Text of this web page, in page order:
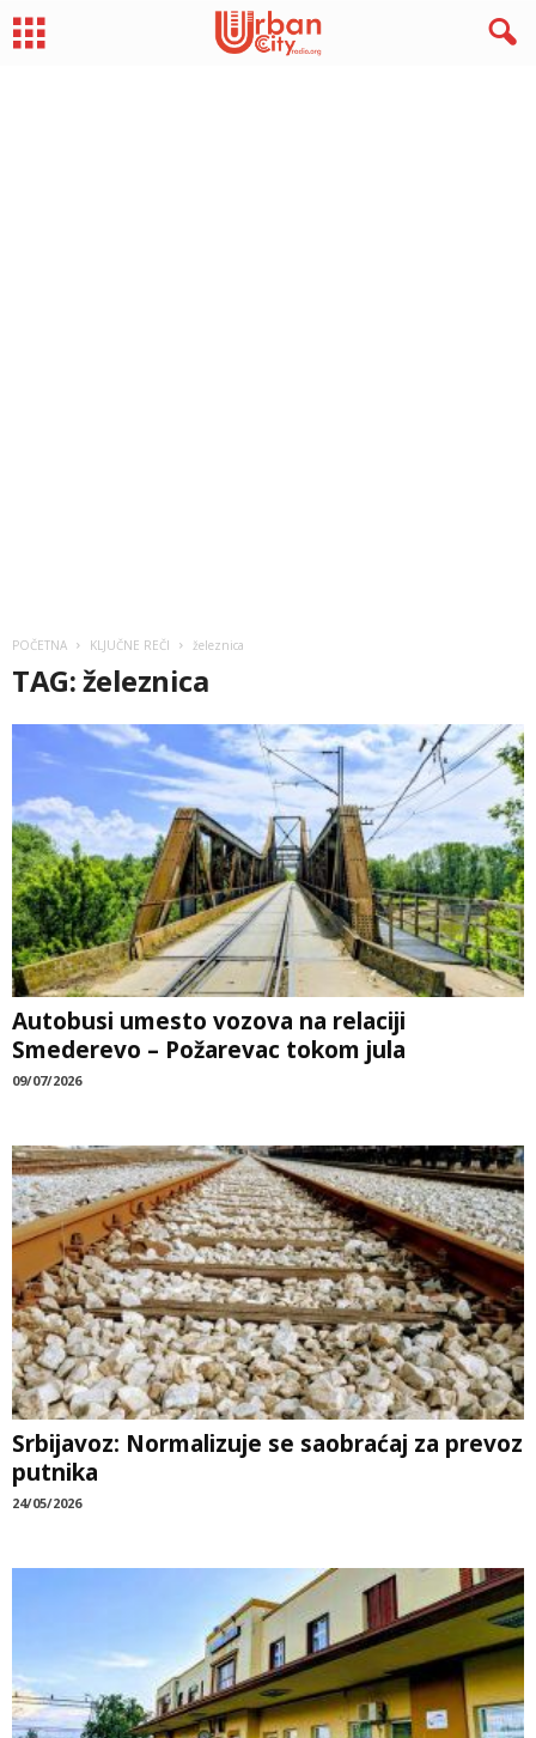
POČETNA KLJUČNE REČI železnica
TAG: železnica
Autobusi umesto vozova na relaciji
Smederevo – Požarevac tokom jula
09/07/2026
Srbijavoz: Normalizuje se saobraćaj za prevoz
putnika
24/05/2026